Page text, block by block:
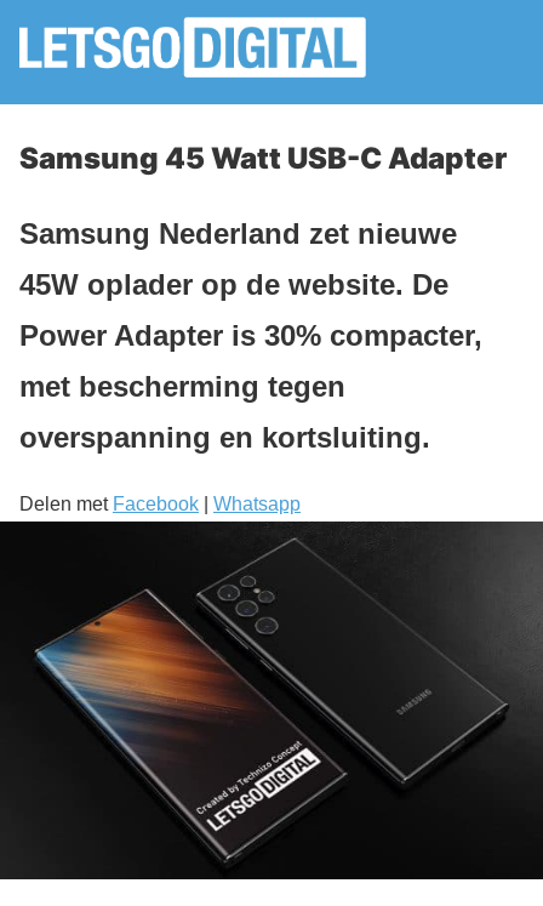
Samsung 45 Watt USB-C Adapter
Samsung Nederland zet nieuwe
45W oplader op de website. De
Power Adapter is 30% compacter,
met bescherming tegen
overspanning en kortsluiting.
Delen met Facebook Whatsapp